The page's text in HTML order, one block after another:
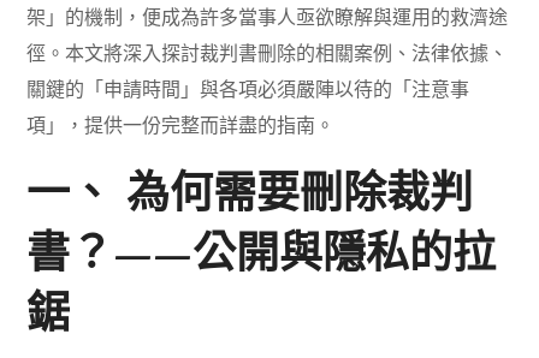
架」的機制，便成為許多當事人亟欲瞭解與運用的救濟途
徑。本文將深入探討裁判書刪除的相關案例、法律依據、
關鍵的「申請時間」與各項必須嚴陣以待的「注意事
項」，提供一份完整而詳盡的指南。
一、 為何需要刪除裁判
書？——公開與隱私的拉
鋸